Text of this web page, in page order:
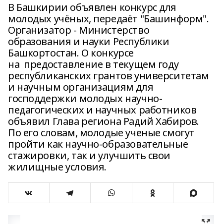
В Башкирии объявлен конкурс для
молодых учёных, передаёт "Башинформ".
Организатор - Министерство
образования и науки Республики
Башкортостан. О конкурсе
на предоставление в текущем году
республиканских грантов университетам
и научным организациям для
господдержки молодых научно-
педагогических и научных работников
объявил Глава региона Радий Хабиров.
По его словам, молодые ученые смогут
пройти как научно-образовательные
стажировки, так и улучшить свои
жилищные условия.